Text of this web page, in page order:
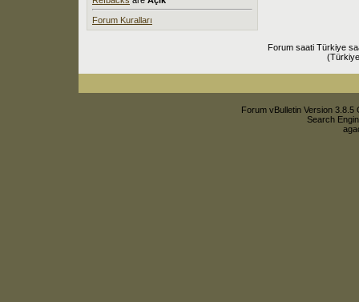
Forum Kuralları
Forum saati Türkiye
Forum vBulletin Version
Search